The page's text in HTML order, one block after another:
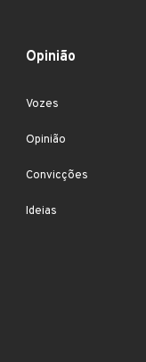
Opinião
Vozes
Opinião
Convicções
Ideias